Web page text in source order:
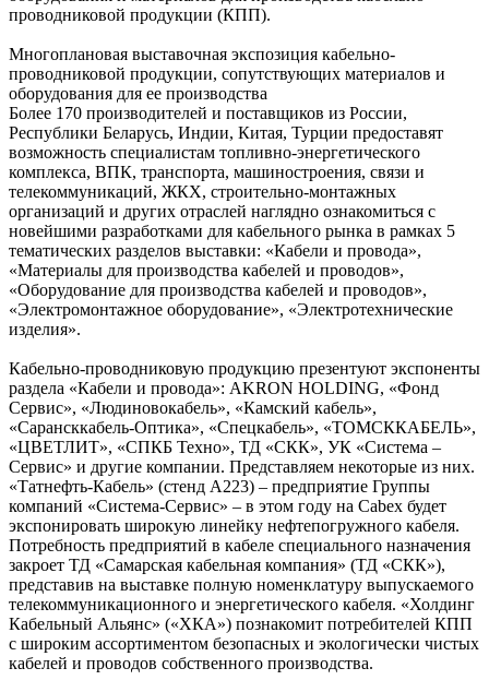
проводниковой продукции (КПП).
Многоплановая выставочная экспозиция кабельно-
проводниковой продукции, сопутствующих материалов и
оборудования для ее производства
Более 170 производителей и поставщиков из России,
Республики Беларусь, Индии, Китая, Турции предоставят
возможность специалистам топливно-энергетического
комплекса, ВПК, транспорта, машиностроения, связи и
телекоммуникаций, ЖКХ, строительно-монтажных
организаций и других отраслей наглядно ознакомиться с
новейшими разработками для кабельного рынка в рамках 5
тематических разделов выставки: «Кабели и провода»,
«Материалы для производства кабелей и проводов»,
«Оборудование для производства кабелей и проводов»,
«Электромонтажное оборудование», «Электротехнические
изделия».
Кабельно-проводниковую продукцию презентуют экспоненты
раздела «Кабели и провода»: AKRON HOLDING, «Фонд
Сервис», «Людиновокабель», «Камский кабель»,
«Сарансккабель-Оптика», «Спецкабель», «ТОМСККАБЕЛЬ»,
«ЦВЕТЛИТ», «СПКБ Техно», ТД «СКК», УК «Система –
Сервис» и другие компании. Представляем некоторые из них.
«Татнефть-Кабель» (стенд А223) – предприятие Группы
компаний «Система-Сервис» – в этом году на Cabex будет
экспонировать широкую линейку нефтепогружного кабеля.
Потребность предприятий в кабеле специального назначения
закроет ТД «Самарская кабельная компания» (ТД «СКК»),
представив на выставке полную номенклатуру выпускаемого
телекоммуникационного и энергетического кабеля. «Холдинг
Кабельный Альянс» («ХКА») познакомит потребителей КПП
с широким ассортиментом безопасных и экологически чистых
кабелей и проводов собственного производства.